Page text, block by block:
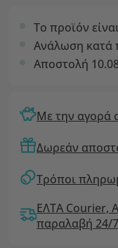
Το προϊόν
Ανάλωση κατά
Αποστολή
Με την αγορά
Δωρεάν
Τρόποι
ΕΛΤΑ Courier,
παραλαβή 24/7